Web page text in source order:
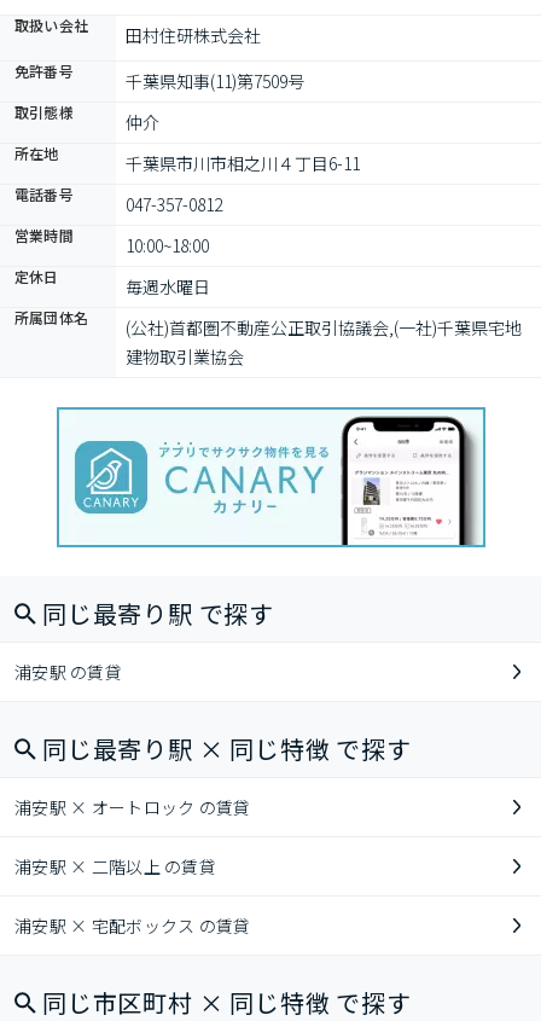
取扱い会社 田村住研株式会社
免許番号 千葉県知事(11)第7509号
取引態様 仲介
所在地 千葉県市川市相之川４丁目6-11
電話番号 047-357-0812
営業時間 10:00~18:00
定休日 毎週水曜日
所属団体名
(公社)首都圏不動産公正取引協議会,(一社)千葉県宅地
建物取引業協会
同じ最寄り駅 で探す
浦安駅 の賃貸
同じ最寄り駅 × 同じ特徴 で探す
浦安駅 × オートロック の賃貸
浦安駅 × 二階以上 の賃貸
浦安駅 × 宅配ボックス の賃貸
同じ市区町村 × 同じ特徴 で探す